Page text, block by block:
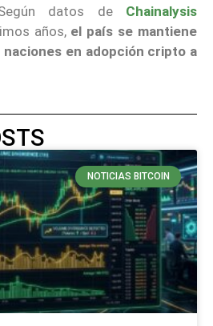
datos de Chainalysis
años, el país se mantiene
en adopción cripto a
NOTICIAS BITCOIN